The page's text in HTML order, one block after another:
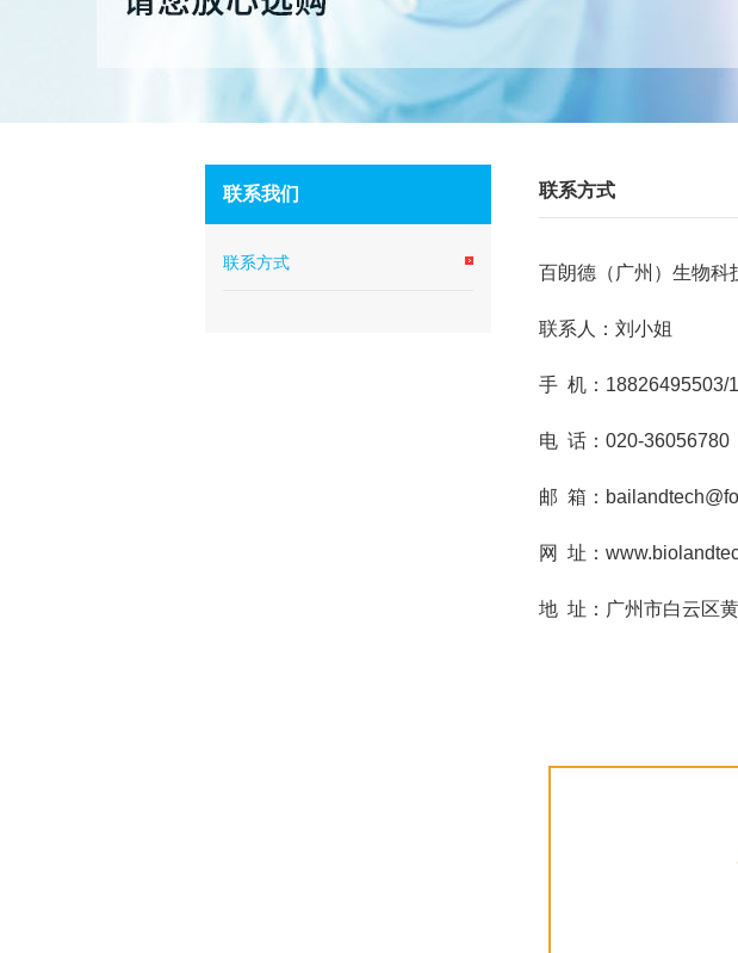
联系方式
百朗德（广州）生物科
联系人：刘小姐
手 机：18826495503/
电 话：020-36056780
邮 箱：
网 址：
地 址：广州市白云区
联系我们
联系方式